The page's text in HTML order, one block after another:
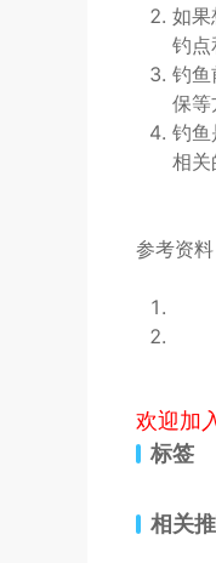
如果
钓点
钓鱼
保等
钓鱼
相关
参考资料
欢迎加
标签
相关